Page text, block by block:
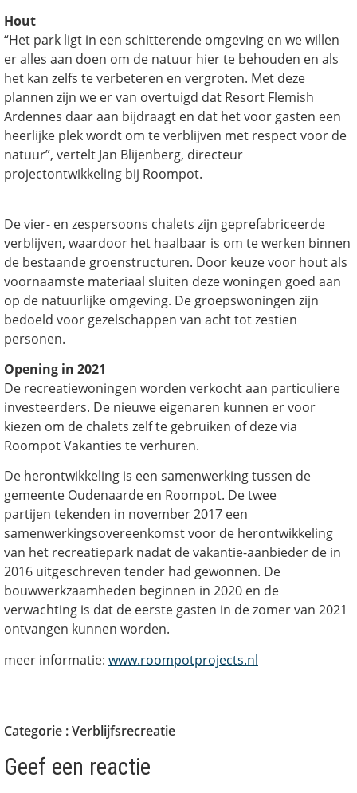
Hout
“Het park ligt in een schitterende omgeving en we willen
er alles aan doen om de natuur hier te behouden en als
het kan zelfs te verbeteren en vergroten. Met deze
plannen zijn we er van overtuigd dat Resort Flemish
Ardennes daar aan bijdraagt en dat het voor gasten een
heerlijke plek wordt om te verblijven met respect voor de
natuur”, vertelt Jan Blijenberg, directeur
projectontwikkeling bij Roompot.
De vier- en zespersoons chalets zijn geprefabriceerde
verblijven, waardoor het haalbaar is om te werken binnen
de bestaande groenstructuren. Door keuze voor hout als
voornaamste materiaal sluiten deze woningen goed aan
op de natuurlijke omgeving. De groepswoningen zijn
bedoeld voor gezelschappen van acht tot zestien
personen.
Opening in 2021
De recreatiewoningen worden verkocht aan particuliere
investeerders. De nieuwe eigenaren kunnen er voor
kiezen om de chalets zelf te gebruiken of deze via
Roompot Vakanties te verhuren.
De herontwikkeling is een samenwerking tussen de
gemeente Oudenaarde en Roompot. De twee
partijen tekenden in november 2017 een
samenwerkingsovereenkomst voor de herontwikkeling
van het recreatiepark nadat de vakantie-aanbieder de in
2016 uitgeschreven tender had gewonnen. De
bouwwerkzaamheden beginnen in 2020 en de
verwachting is dat de eerste gasten in de zomer van 2021
ontvangen kunnen worden.
meer informatie: www.roompotprojects.nl
Categorie :Verblijfsrecreatie
Geef een reactie